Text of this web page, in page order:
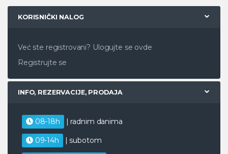
KORISNIČKI NALOG
Već ste registrovani? Ulogujte se ovde
Registrujte se
INFO, REZERVACIJE, PRODAJA
08-18h | radnim danima
09-14h | subotom